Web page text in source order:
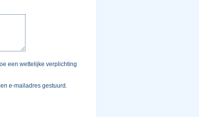
een wettelijke verplichting
e-mailadres gestuurd.